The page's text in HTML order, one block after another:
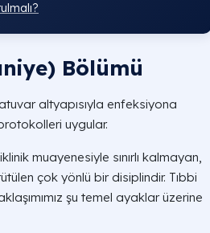
Bölümü
altyapısıyla enfeksiyona
uygular.
muayenesiyle sınırlı kalmayan,
çok yönlü bir disiplindir. Tıbbi
şu temel ayaklar üzerine